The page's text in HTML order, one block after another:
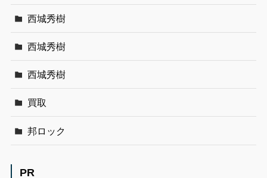
西城秀樹
西城秀樹
西城秀樹
買取
邦ロック
PR